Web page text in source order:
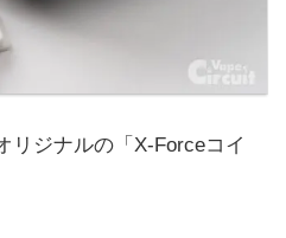
リジナルの「X-Forceコイ